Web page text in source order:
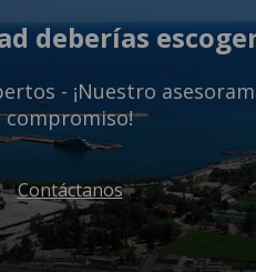
deberías
- ¡Nuestro
compromiso!
Contáctanos